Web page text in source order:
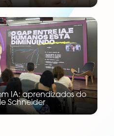
IA: aprendizados do
Schneider